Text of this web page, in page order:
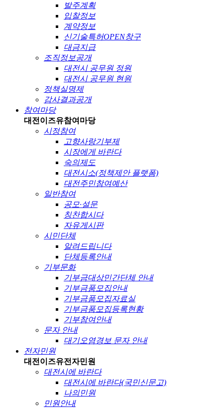
발주계획
입찰정보
계약정보
신기술특허OPEN창구
대금지급
조직정보공개
대전시 공무원 정원
대전시 공무원 현원
정책실명제
감사결과공개
참여마당
대전이즈유참여마당
시정참여
고향사랑기부제
시장에게 바란다
숙의제도
대전시소(정책제안 플랫폼)
대전주민참여예산
일반참여
공모·설문
칭찬합시다
자유게시판
시민단체
알려드립니다
단체등록안내
기부문화
기부금대상민간단체 안내
기부금품모집안내
기부금품모집자료실
기부금품모집등록현황
기부참여안내
문자 안내
대기오염경보 문자 안내
전자민원
대전이즈유전자민원
대전시에 바란다
대전시에 바란다(국민신문고)
나의민원
민원안내